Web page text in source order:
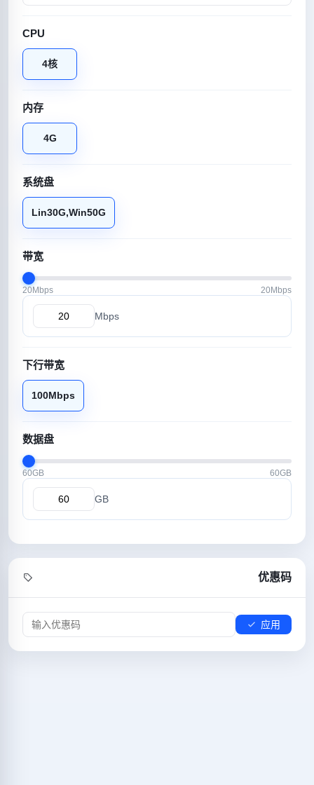
CPU
4核
内存
4G
系统盘
Lin30G,Win50G
带宽
20Mbps 20Mbps
Mbps
下行带宽
100Mbps
数据盘
60GB 60GB
GB
优惠码
应用